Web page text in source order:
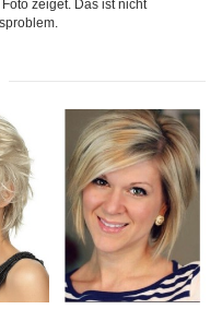
zeiget. Das ist nicht